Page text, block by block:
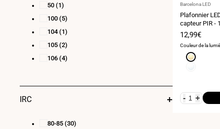
Fournisseur
:
Barcelona LED
Plafonnier
capteur PIR -
Prix
de
vente
12,99€
Couleur de la
Blanc
- +
50 (1)
100 (5)
104 (1)
105 (2)
106 (4)
IRC
80-85 (30)